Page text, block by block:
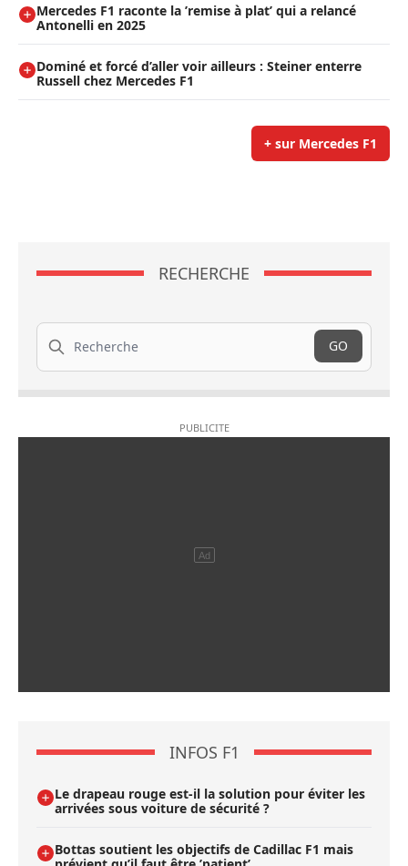
Mercedes F1 raconte la ’remise à plat’ qui a relancé
Antonelli en 2025
Dominé et forcé d’aller voir ailleurs : Steiner enterre
Russell chez Mercedes F1
+ sur Mercedes F1
RECHERCHE
Recherche
GO
INFOS F1
Le drapeau rouge est-il la solution pour éviter les
arrivées sous voiture de sécurité ?
Bottas soutient les objectifs de Cadillac F1 mais